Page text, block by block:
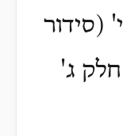
(סידור
ג'